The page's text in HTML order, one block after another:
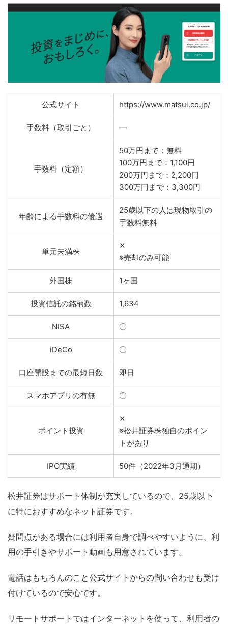
公式サイト https://www.matsui.co.jp/
手数料（取引ごと） ―
手数料（定額）
50万円まで：無料
100万円まで：1,100円
200万円まで：2,200円
300万円まで：3,300円
年齢による手数料の優遇
25歳以下の人は現物取引の
手数料無料
単元未満株
✕
※売却のみ可能
外国株 1ヶ国
投資信託の銘柄数 1,634
NISA 〇
iDeCo 〇
口座開設までの最短日数 即日
スマホアプリの有無 〇
ポイント投資
✕
※松井証券株独自のポイン
トがあり
IPO実績 50件（2022年3月通期）
松井証券はサポート体制が充実しているので、25歳以下
に特におすすめなネット証券です。
疑問点がある場合には利用者自身で調べやすいように、利
用の手引きやサポート動画も用意されています。
電話はもちろんのこと公式サイトからの問い合わせも受け
付けているので安心です。
リモートサポートではインターネットを使って、利用者の